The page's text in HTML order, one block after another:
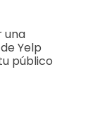
una
Yelp
público